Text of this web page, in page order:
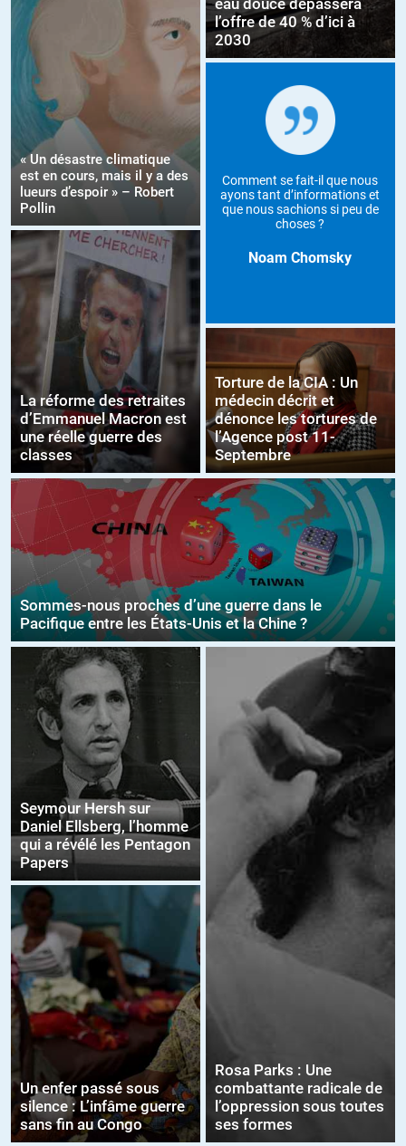
« Un désastre climatique
est en cours, mais il y a des
lueurs d’espoir » – Robert
Pollin
La réforme des retraites
d’Emmanuel Macron est
une réelle guerre des
classes
eau douce dépassera
l’offre de 40 % d’ici à
2030
Comment se fait-il que nous
ayons tant d’informations et
que nous sachions si peu de
choses ?
Noam Chomsky
Torture de la CIA : Un
médecin décrit et
dénonce les tortures de
l’Agence post 11-
Septembre
Sommes-nous proches d’une guerre dans le
Pacifique entre les États-Unis et la Chine ?
Seymour Hersh sur
Daniel Ellsberg, l’homme
qui a révélé les Pentagon
Papers
Un enfer passé sous
silence : L’infâme guerre
sans fin au Congo
Rosa Parks : Une
combattante radicale de
l’oppression sous toutes
ses formes